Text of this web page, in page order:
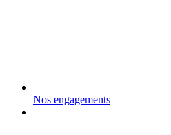
Nos engagements